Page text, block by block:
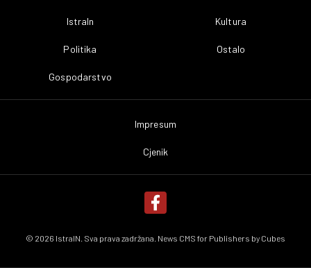
IstraIn
Politika
Gospodarstvo
Kultura
Ostalo
Impresum
Cjenik
© 2026 IstraIN. Sva prava zadržana. News CMS for Publishers by Cubes